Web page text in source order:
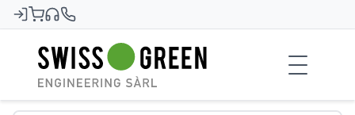
Swiss-Green